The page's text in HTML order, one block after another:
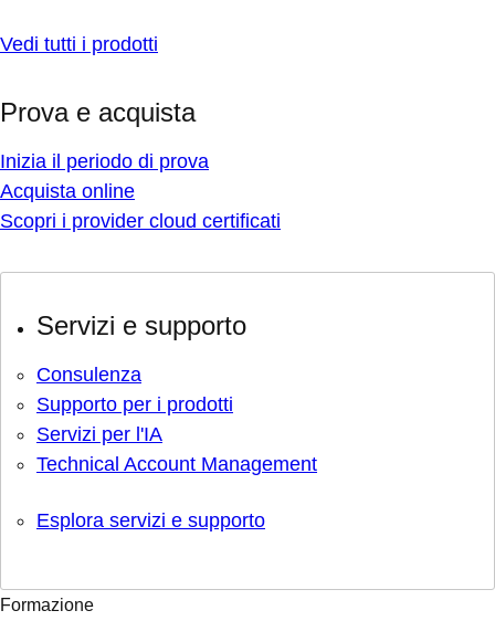
Vedi tutti i prodotti
Prova e acquista
Inizia il periodo di prova
Acquista online
Scopri i provider cloud certificati
Servizi e supporto
Consulenza
Supporto per i prodotti
Servizi per l'IA
Technical Account Management
Esplora servizi e supporto
Formazione